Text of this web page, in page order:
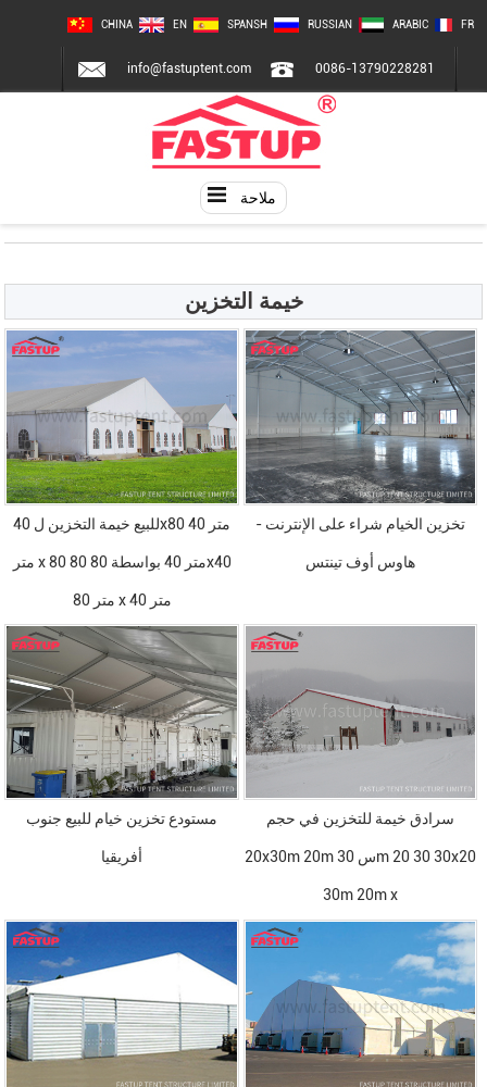
CHINA EN SPANSH RUSSIAN ARABIC FR
info@fastuptent.com 0086-13790228281
ملاحة
خيمة التخزين
للبيع خيمة التخزين ل 40x80 متر 40
متر x 80 متر 40 بواسطة 80 80x40
80 متر x 40 متر
تخزين الخيام شراء على الإنترنت -
هاوس أوف تينتس
مستودع تخزين خيام للبيع جنوب
أفريقيا
سرادق خيمة للتخزين في حجم
20x30m 20m س 30m 20 30 30x20
30m 20m x